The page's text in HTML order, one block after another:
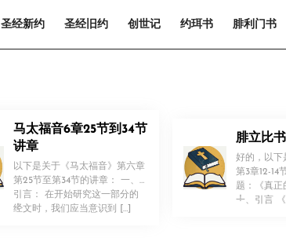
圣经新约 圣经旧约 创世记 约珥书 腓利门书
马太福音6章25节到34节
讲章
以下是关于《马太福音》第六章
第25节至第34节的讲章： 一、
引言： 在开始研究这一部分的
经文时，我们应当意识到 […]
！
腓立比
好的，以下
第3章12-14
题：《真正
一、引言
！